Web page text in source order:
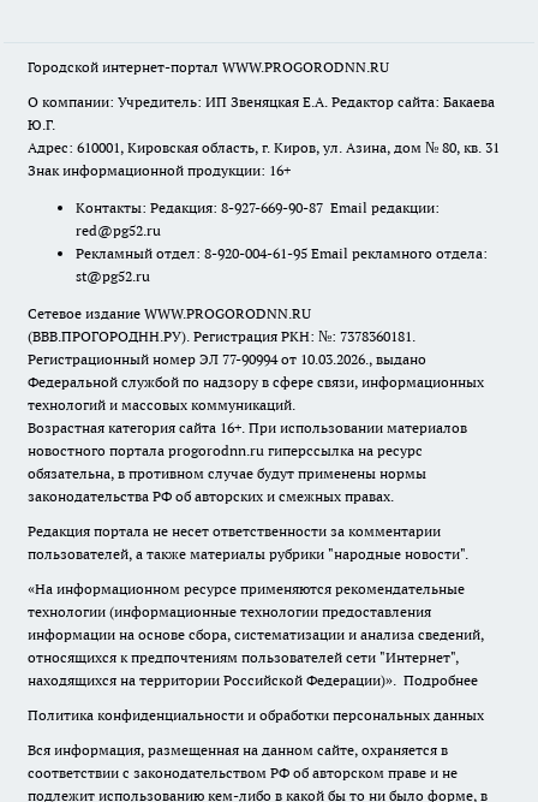
Городской интернет-портал WWW.PROGORODNN.RU
О компании: Учредитель: ИП Звеняцкая Е.А. Редактор сайта: Бакаева
Ю.Г.
Адрес: 610001, Кировская область, г. Киров, ул. Азина, дом № 80, кв. 31
Знак информационной продукции: 16+
Контакты: Редакция: 8-927-669-90-87 Email редакции:
red@pg52.ru
Рекламный отдел: 8-920-004-61-95 Email рекламного отдела:
st@pg52.ru
Сетевое издание WWW.PROGORODNN.RU
(ВВВ.ПРОГОРОДНН.РУ). Регистрация РКН: №: 7378360181.
Регистрационный номер ЭЛ 77-90994 от 10.03.2026., выдано
Федеральной службой по надзору в сфере связи, информационных
технологий и массовых коммуникаций.
Возрастная категория сайта 16+. При использовании материалов
новостного портала progorodnn.ru гиперссылка на ресурс
обязательна, в противном случае будут применены нормы
законодательства РФ об авторских и смежных правах.
Редакция портала не несет ответственности за комментарии
пользователей, а также материалы рубрики "народные новости".
«На информационном ресурсе применяются рекомендательные
технологии (информационные технологии предоставления
информации на основе сбора, систематизации и анализа сведений,
относящихся к предпочтениям пользователей сети "Интернет",
находящихся на территории Российской Федерации)». Подробнее
Политика конфиденциальности и обработки персональных данных
Вся информация, размещенная на данном сайте, охраняется в
соответствии с законодательством РФ об авторском праве и не
подлежит использованию кем-либо в какой бы то ни было форме, в